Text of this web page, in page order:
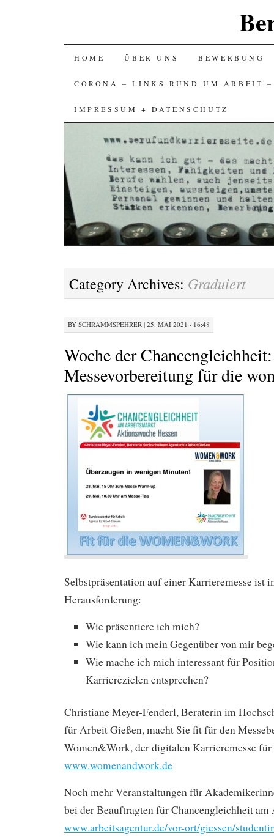
SKIP
TO
CONTENT
HOME ÜBER UNS BEWERBUNG
CORONA – LINKS RUND UM ARBEIT
IMPRESSUM + DATENSCHUTZ
Category Archives: Graduiert
BY SCHRAMMSPEHRER | 25. MAI 2021 · 16:48
Woche der Chancengleichheit:
Messevorbereitung für die
Selbstpräsentation auf einer Karrieremesse ist
Herausforderung:
Wie präsentiere ich mich?
Wie kann ich mein Gegenüber von mir
Wie mache ich mich interessant für
Karrierezielen entsprechen?
Christiane Meyer-Fenderl, Beraterin im
für Arbeit Gießen, macht Sie fit für den
Women&Work, der digitalen Karrieremesse für
www.womenandwork.de
Noch mehr Veranstaltungen für
bei der Beauftragten für Chancengleichheit
www.arbeitsagentur.de/vor-ort/giessen/